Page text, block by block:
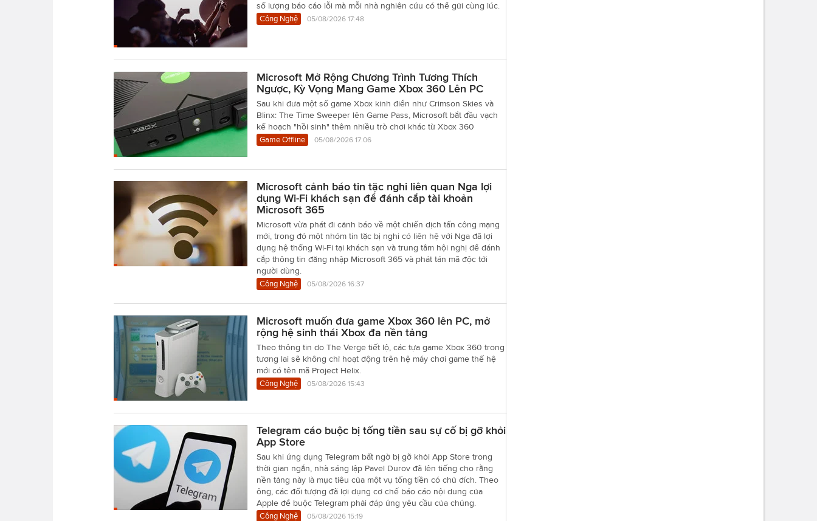
số lượng báo cáo lỗi mà mỗi nhà nghiên cứu có thể gửi cùng lúc.
Công Nghệ
05/08/2026 17:48
Microsoft Mở Rộng Chương Trình Tương Thích
Ngược, Kỳ Vọng Mang Game Xbox 360 Lên PC
Sau khi đưa một số game Xbox kinh điển như Crimson Skies và
Blinx: The Time Sweeper lên Game Pass, Microsoft bắt đầu vạch
kế hoạch "hồi sinh" thêm nhiều trò chơi khác từ Xbox 360
Game Offline
05/08/2026 17:06
Microsoft cảnh báo tin tặc nghi liên quan Nga lợi
dụng Wi-Fi khách sạn để đánh cắp tài khoản
Microsoft 365
Microsoft vừa phát đi cảnh báo về một chiến dịch tấn công mạng
mới, trong đó một nhóm tin tặc bị nghi có liên hệ với Nga đã lợi
dụng hệ thống Wi-Fi tại khách sạn và trung tâm hội nghị để đánh
cắp thông tin đăng nhập Microsoft 365 và phát tán mã độc tới
người dùng.
Công Nghệ
05/08/2026 16:37
Microsoft muốn đưa game Xbox 360 lên PC, mở
rộng hệ sinh thái Xbox đa nền tảng
Theo thông tin do The Verge tiết lộ, các tựa game Xbox 360 trong
tương lai sẽ không chỉ hoạt động trên hệ máy chơi game thế hệ
mới có tên mã Project Helix.
Công Nghệ
05/08/2026 15:43
Telegram cáo buộc bị tống tiền sau sự cố bị gỡ khỏi
App Store
Sau khi ứng dụng Telegram bất ngờ bị gỡ khỏi App Store trong
thời gian ngắn, nhà sáng lập Pavel Durov đã lên tiếng cho rằng
nền tảng này là mục tiêu của một vụ tống tiền có chủ đích. Theo
ông, các đối tượng đã lợi dụng cơ chế báo cáo nội dung của
Apple để buộc Telegram phải đáp ứng yêu cầu của chúng.
Công Nghệ
05/08/2026 15:19